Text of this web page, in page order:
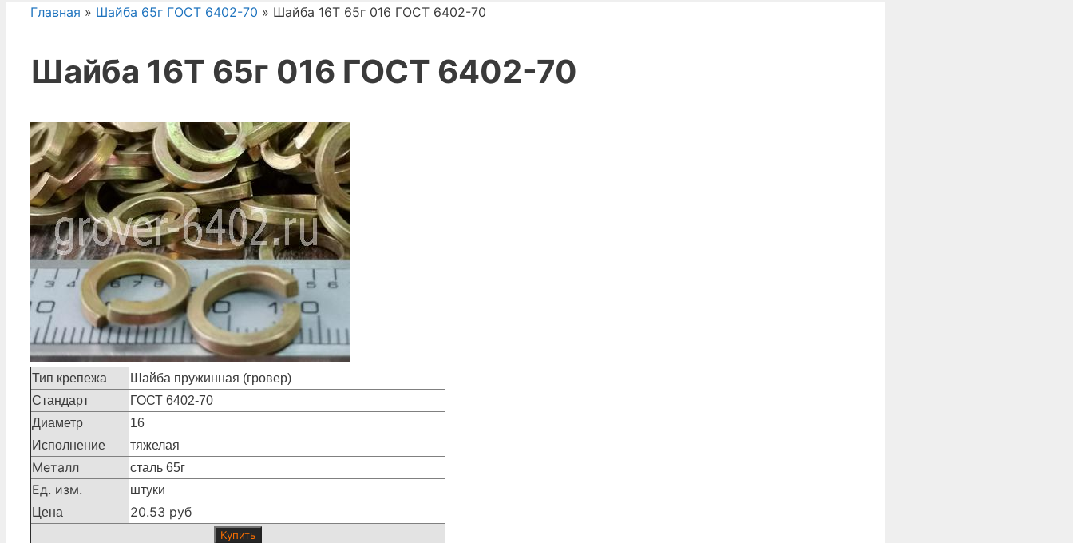
Главная » Шайба 65г ГОСТ 6402-70 » Шайба 16Т 65г 016 ГОСТ 6402-70
Шайба 16Т 65г 016 ГОСТ 6402-70
Тип крепежа
Шайба пружинная (гровер)
Стандарт
ГОСТ 6402-70
Диаметр
16
Исполнение
тяжелая
Металл сталь 65г
Ед. изм.
штуки
Цена
20.53 руб
Купить